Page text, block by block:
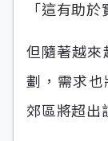
「這有助
但隨著越來
劃，需求
郊區將超出